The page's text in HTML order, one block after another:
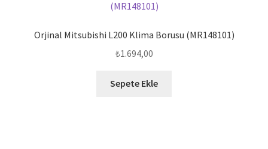
Orjinal Mitsubishi L200 Klima Borusu (MR148101)
₺1.694,00
Sepete Ekle